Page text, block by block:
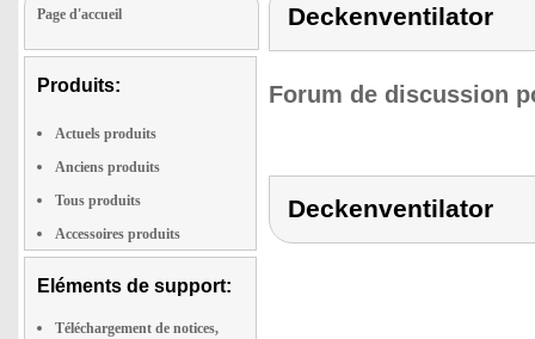
Page d'accueil
Produits:
Actuels produits
Anciens produits
Tous produits
Accessoires produits
Eléments de support:
Téléchargement de notices,
Deckenventilator
Forum de discussion
Deckenventilator